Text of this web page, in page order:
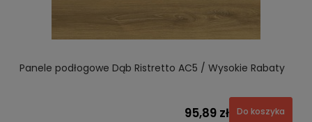
Panele podłogowe Dąb Ristretto AC5 / Wysokie Rabaty
95,89 zł Do koszyka